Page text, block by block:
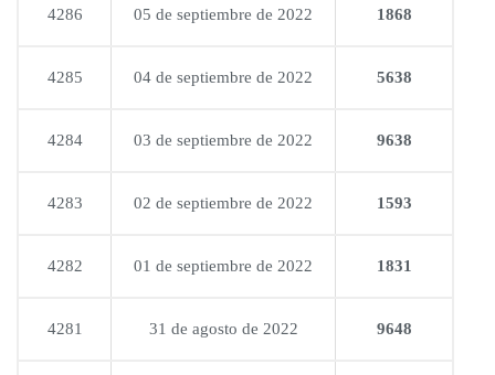
4286 05 de septiembre de 2022 1868
4285 04 de septiembre de 2022 5638
4284 03 de septiembre de 2022 9638
4283 02 de septiembre de 2022 1593
4282 01 de septiembre de 2022 1831
4281 31 de agosto de 2022 9648